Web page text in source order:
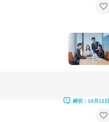
締切：10月12日